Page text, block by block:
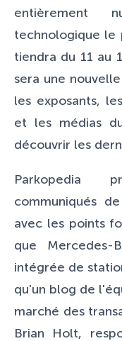
entièrement
technologique le
tiendra du 11 au
sera une
les exposants,
et les médias
découvrir les
Parkopedia
communiqués
avec les points
que Mercedes-
intégrée de
qu'un blog de
marché des
Brian Holt,